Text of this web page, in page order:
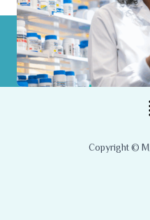
Copyright ©